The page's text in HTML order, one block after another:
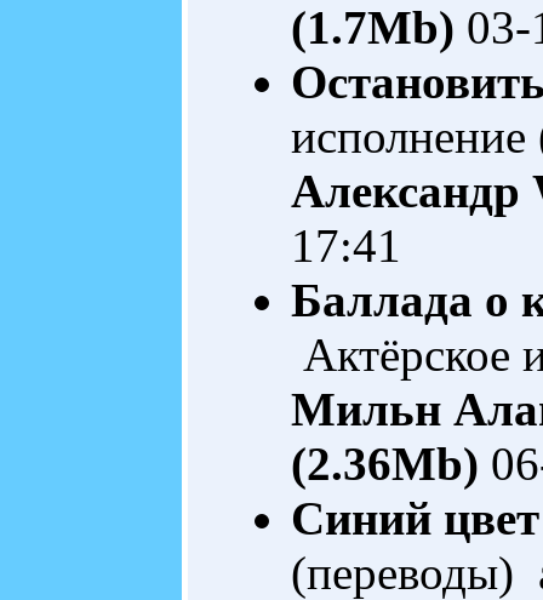
(1.7Mb) 03-
Александр
17:41
Баллада о
Актёрское
Мильн
(2.36Mb)
Синий цвет
(переводы)